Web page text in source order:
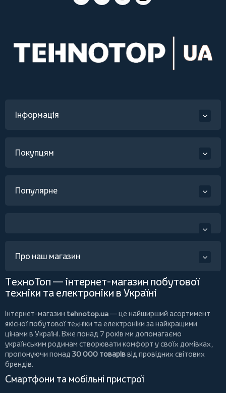
Інформація
Покупцям
Популярне
Про наш магазин
ТехноТоп — інтернет-магазин побутової
техніки та електроніки в Україні
Інтернет-магазин tehnotop.ua— це найширший асортимент
якісної побутової техніки та електроніки за найкращими
цінами в Україні. Вже понад 7 років ми допомагаємо
українським родинам створювати комфорт у своїх домівках,
пропонуючи понад 30 000 товаріввід провідних світових
брендів.
Смартфони та мобільні пристрої